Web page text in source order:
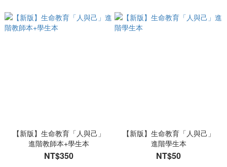
【新版】生命教育「人與己」
進階教師本+學生本
NT$350
【新版】生命教育「人與己」
進階學生本
NT$50